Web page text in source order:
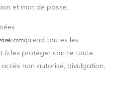
et mot de passe.
prend toutes les
à les protéger contre toute
non autorisé, divulgation,